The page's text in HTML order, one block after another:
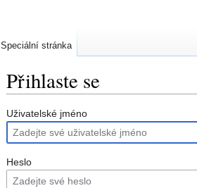
Přihlaste se
Skočit
na
navigaci
Skočit
na
vyhledávání
Uživatelské jméno
Heslo
Speciální stránka